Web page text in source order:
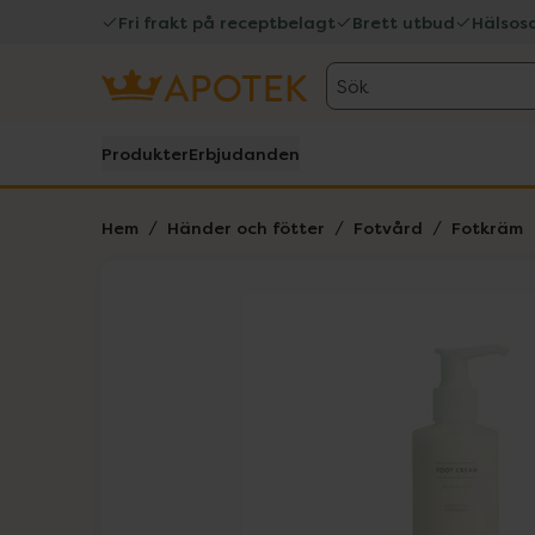
Fri frakt på receptbelagt Brett utbud
Sök
ProdukterErbjudanden
Hem Händer och fötter Fotvård Fotkräm